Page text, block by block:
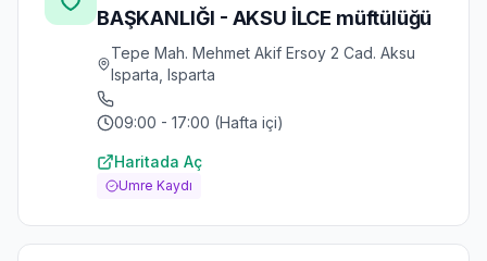
BAŞKANLIĞI - AKSU İLCE müftülüğü
Tepe Mah. Mehmet Akif Ersoy 2 Cad. Aksu
Isparta, Isparta
09:00 - 17:00 (Hafta içi)
Haritada Aç
Umre Kaydı